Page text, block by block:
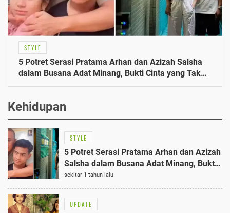
STYLE
5 Potret Serasi Pratama Arhan dan Azizah Salsha
dalam Busana Adat Minang, Bukti Cinta yang Tak
Pernah Redup
Kehidupan
STYLE
5 Potret Serasi Pratama Arhan dan Azizah
Salsha dalam Busana Adat Minang, Bukti
Cinta yang Tak Pernah Redup
sekitar 1 tahun lalu
UPDATE